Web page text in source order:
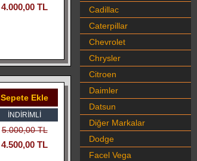
4.000,00 TL
Sepete Ekle
İNDIRIMLI
5.000,00 TL
4.500,00 TL
Cadillac
Caterpillar
Chevrolet
Chrysler
Citroen
Daimler
Datsun
Diğer Markalar
Dodge
Facel Vega